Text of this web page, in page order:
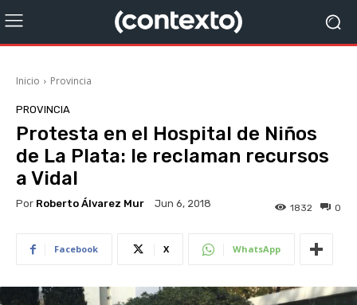
Inicio Provincia
PROVINCIA
Protesta en el Hospital de Niños
de La Plata: le reclaman recursos
a Vidal
Por Roberto Álvarez Mur Jun 6, 2018 0
1832
Facebook X WhatsApp